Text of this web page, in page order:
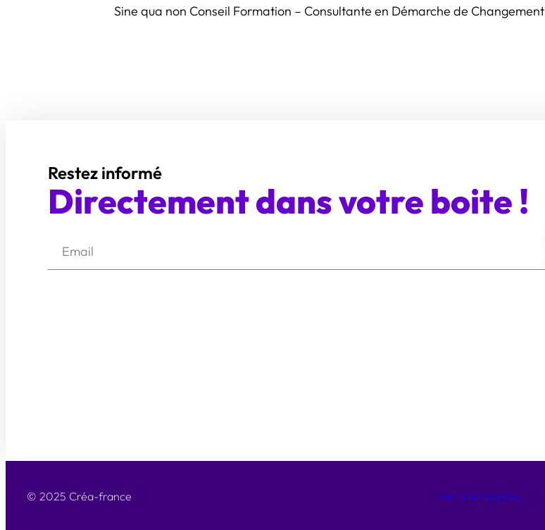
Sine qua non Conseil Formation – Consultante en Démarche de Changement
Restez informé
Directement dans votre boite !
© 2025 Créa-france Mentions légales